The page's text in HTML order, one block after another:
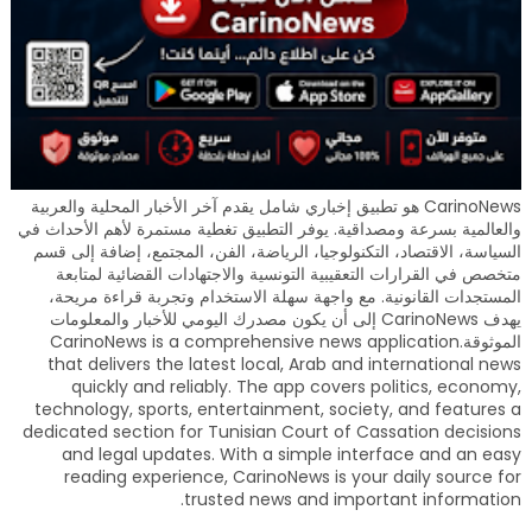
CarinoNews هو تطبيق إخباري شامل يقدم آخر الأخبار المحلية والعربية
والعالمية بسرعة ومصداقية. يوفر التطبيق تغطية مستمرة لأهم الأحداث في
السياسة، الاقتصاد، التكنولوجيا، الرياضة، الفن، المجتمع، إضافة إلى قسم
متخصص في القرارات التعقيبية التونسية والاجتهادات القضائية لمتابعة
المستجدات القانونية. مع واجهة سهلة الاستخدام وتجربة قراءة مريحة،
يهدف CarinoNews إلى أن يكون مصدرك اليومي للأخبار والمعلومات
الموثوقة.CarinoNews is a comprehensive news application
that delivers the latest local, Arab and international news
quickly and reliably. The app covers politics, economy,
technology, sports, entertainment, society, and features a
dedicated section for Tunisian Court of Cassation decisions
and legal updates. With a simple interface and an easy
reading experience, CarinoNews is your daily source for
trusted news and important information.